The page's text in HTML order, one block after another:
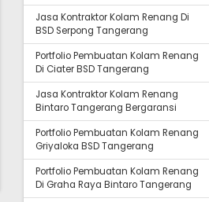
Jasa Kontraktor Kolam Renang Di
BSD Serpong Tangerang
Portfolio Pembuatan Kolam Renang
Di Ciater BSD Tangerang
Jasa Kontraktor Kolam Renang
Bintaro Tangerang Bergaransi
Portfolio Pembuatan Kolam Renang
Griyaloka BSD Tangerang
Portfolio Pembuatan Kolam Renang
Di Graha Raya Bintaro Tangerang